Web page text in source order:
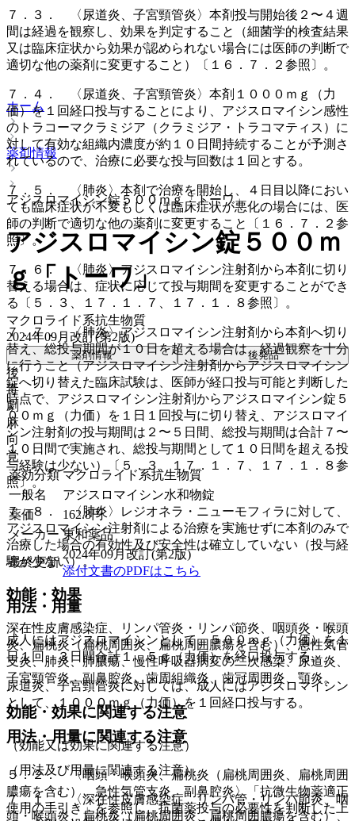
７．３． 〈尿道炎、子宮頸管炎〉本剤投与開始後２〜４週
間は経過を観察し、効果を判定すること（細菌学的検査結果
又は臨床症状から効果が認められない場合には医師の判断で
適切な他の薬剤に変更すること）〔１６．７．２参照〕。
７．４． 〈尿道炎、子宮頸管炎〉本剤１０００ｍｇ（力
価）を１回経口投与することにより、アジスロマイシン感性
のトラコーマクラミジア（クラミジア・トラコマティス）に
対して有効な組織内濃度が約１０日間持続することが予測さ
れているので、治療に必要な投与回数は１回とする。
７．５． 〈肺炎〉本剤で治療を開始し、４日目以降におい
ても臨床症状が不変もしくは臨床症状が悪化の場合には、医
師の判断で適切な他の薬剤に変更すること〔１６．７．２参
照〕。
７．６． 〈肺炎〉アジスロマイシン注射剤から本剤に切り
替える場合は、症状に応じて投与期間を変更することができ
る〔５．３、１７．１．７、１７．１．８参照〕。
７．７． 〈肺炎〉アジスロマイシン注射剤から本剤へ切り
替え、総投与期間が１０日を超える場合は、経過観察を十分
に行うこと（アジスロマイシン注射剤からアジスロマイシン
錠へ切り替えた臨床試験は、医師が経口投与可能と判断した
時点で、アジスロマイシン注射剤からアジスロマイシン錠５
００ｍｇ（力価）を１日１回投与に切り替え、アジスロマイ
シン注射剤の投与期間は２〜５日間、総投与期間は合計７〜
１０日間で実施され、総投与期間として１０日間を超える投
与経験は少ない）〔５．３、１７．１．７、１７．１．８参
照〕。
７．８． 〈肺炎〉レジオネラ・ニューモフィラに対して、
アジスロマイシン注射剤による治療を実施せずに本剤のみで
治療した場合の有効性及び安全性は確立していない（投与経
験が少ない）。
効能・効果
深在性皮膚感染症、リンパ管炎・リンパ節炎、咽頭炎・喉頭
炎、扁桃炎（扁桃周囲炎、扁桃周囲膿瘍を含む）、急性気管
支炎、肺炎、肺膿瘍、慢性呼吸器病変の二次感染、尿道炎、
子宮頸管炎、副鼻腔炎、歯周組織炎、歯冠周囲炎、顎炎。
効能・効果に関連する注意
（効能又は効果に関連する注意）
５．２． 〈咽頭・喉頭炎、扁桃炎（扁桃周囲炎、扁桃周囲
膿瘍を含む）、急性気管支炎、副鼻腔炎〉「抗微生物薬適正
使用の手引き」を参照し、抗菌薬投与の必要性を判断した上
ホーム
薬剤情報
アジスロマイシン錠５００ｍｇ「トーワ」
アジスロマイシン錠５００ｍ
ｇ「トーワ」
マクロライド系抗生物質
2024年09月改訂(第2版)
薬剤情報 後発品
後
毒
劇
麻
向
覚
薬効分類 マクロライド系抗生物質
一般名
アジスロマイシン水和物錠
薬価
162.8円
メーカー 東和薬品
最終更新
2024年09月改訂(第2版)
添付文書のPDFはこちら
用法・用量
成人にはアジスロマイシンとして、５００ｍｇ（力価）を１
日１回、３日間合計１．５ｇ（力価）を経口投与する。
尿道炎、子宮頸管炎に対しては、成人にはアジスロマイシン
として、１０００ｍｇ（力価）を１回経口投与する。
用法・用量に関連する注意
（用法及び用量に関連する注意）
７．１． 〈深在性皮膚感染症、リンパ管・リンパ節炎、咽
頭・喉頭炎、扁桃炎（扁桃周囲炎、扁桃周囲膿瘍を含む）、